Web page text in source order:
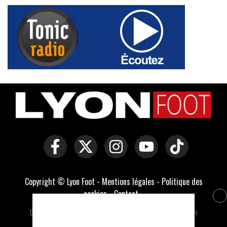
Copyright © Lyon Foot - Mentions légales - Politique des
cookies-Contact-
Domaines officiels : lyonfootball.fr